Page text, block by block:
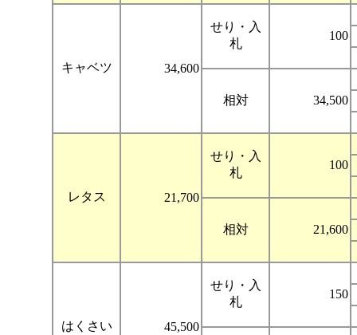
キャベツ 34,600
せり・入
札
100
相対 34,500
レタス 21,700
せり・入
札
100
相対 21,600
はくさい 45,500
せり・入
札
150